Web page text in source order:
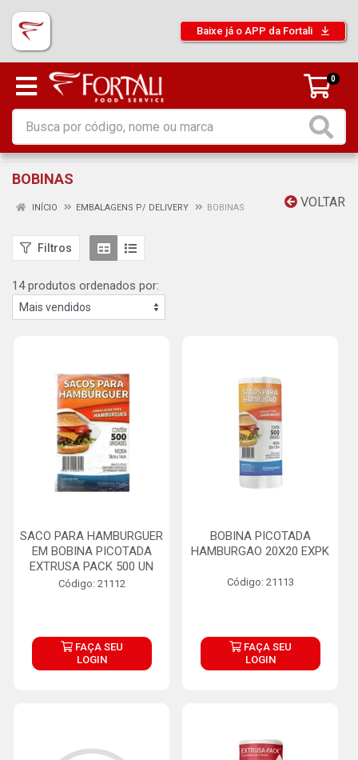
Baixe já o APP da Fortali
0
BOBINAS
VOLTAR
INÍCIO EMBALAGENS P/ DELIVERY BOBINAS
Filtros
14 produtos ordenados por:
SACO PARA HAMBURGUER
EM BOBINA PICOTADA
EXTRUSA PACK 500 UN
Código: 21112
FAÇA SEU
LOGIN
BOBINA PICOTADA
HAMBURGAO 20X20 EXPK
Código: 21113
FAÇA SEU
LOGIN